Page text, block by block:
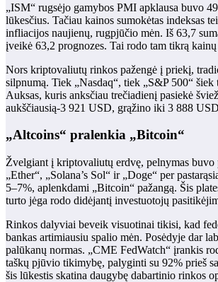
„ISM“ rugsėjo gamybos PMI apklausa buvo
lūkesčius. Tačiau kainos sumokėtas indeksas
infliacijos naujienų, rugpjūčio mėn. Iš 63,7
įveikė 63,2 prognozes. Tai rodo tam tikrą
Nors kriptovaliutų rinkos pažengė į priekį,
silpnumą. Tiek „Nasdaq“, tiek „S&P 500“ šiek
Auksas, kuris anksčiau trečiadienį pasiekė
aukščiausią-3 921 USD, grąžino iki 3 888
„Altcoins“ pralenkia „Bitcoin“
Žvelgiant į kriptovaliutų erdvę, pelnymas buvo
„Ether“, „Solana’s Sol“ ir „Doge“ per
5–7%, aplenkdami „Bitcoin“ pažangą. Šis
turto jėga rodo didėjantį investuotojų
Rinkos dalyviai beveik visuotinai tikisi, kad
bankas artimiausiu spalio mėn. Posėdyje dar
palūkanų normas. „CME FedWatch“ įrankis
taškų pjūvio tikimybę, palyginti su 92% prieš
šis lūkestis skatina daugybę dabartinio rinkos